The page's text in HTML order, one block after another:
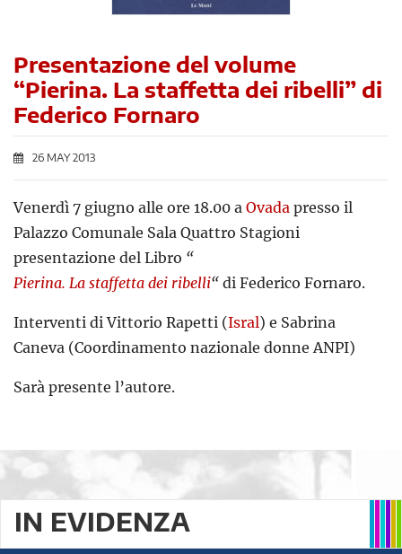
Presentazione del volume
“Pierina. La staffetta dei ribelli” di
Federico Fornaro
26 MAY 2013
Venerdì 7 giugno alle ore 18.00 a Ovada presso il
Palazzo Comunale Sala Quattro Stagioni
presentazione del Libro “
Pierina. La staffetta dei ribelli“ di Federico Fornaro.
Interventi di Vittorio Rapetti (Isral) e Sabrina
Caneva (Coordinamento nazionale donne ANPI)
Sarà presente l’autore.
IN EVIDENZA